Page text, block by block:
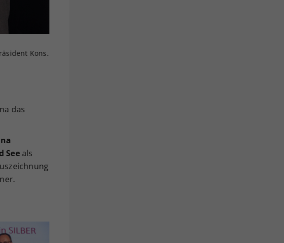
Kons.
das
Seeals
falls der
hat.